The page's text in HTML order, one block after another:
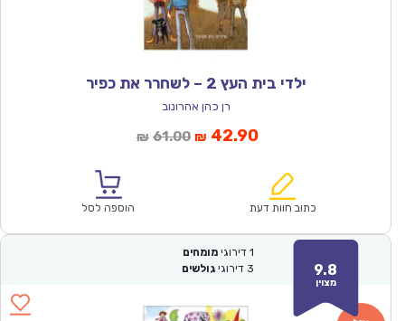
ילדי בית העץ 2 – לשחרר את כפיר
רן כהן אהרונוב
₪ 61.00המחיר
₪61.00.
₪ 42.90המחיר
הוא:
כתוב חוות דעת הוספה לסל
9.8
מצוין
1 דירוגי מומחים
3 דירוגי גולשים